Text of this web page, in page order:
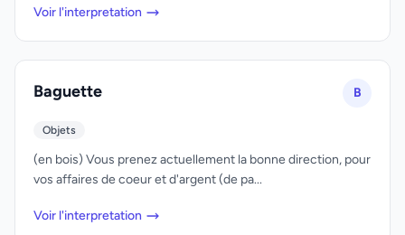
Voir l'interpretation
Baguette B
Objets
(en bois) Vous prenez actuellement la bonne direction, pour
vos affaires de coeur et d'argent (de pa...
Voir l'interpretation